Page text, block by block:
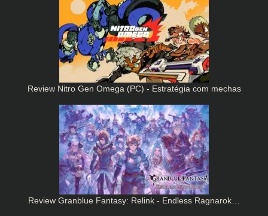
Review Nitro Gen Omega (PC) - Estratégia com mechas
Review Granblue Fantasy: Relink - Endless Ragnarok…